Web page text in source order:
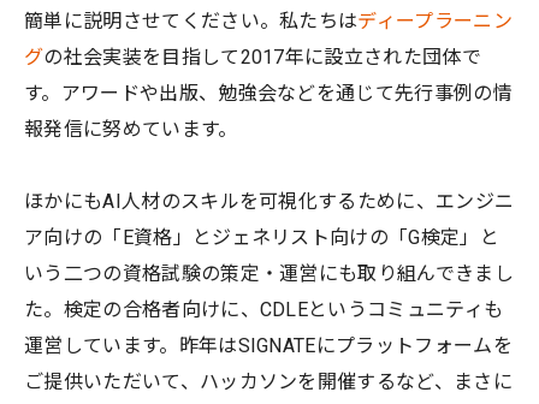
簡単に説明させてください。私たちはディープラーニン
グの社会実装を目指して2017年に設立された団体で
す。アワードや出版、勉強会などを通じて先行事例の情
報発信に努めています。
ほかにもAI人材のスキルを可視化するために、エンジニ
ア向けの「E資格」とジェネリスト向けの「G検定」と
いう二つの資格試験の策定・運営にも取り組んできまし
た。検定の合格者向けに、CDLEというコミュニティも
運営しています。昨年はSIGNATEにプラットフォームを
ご提供いただいて、ハッカソンを開催するなど、まさに